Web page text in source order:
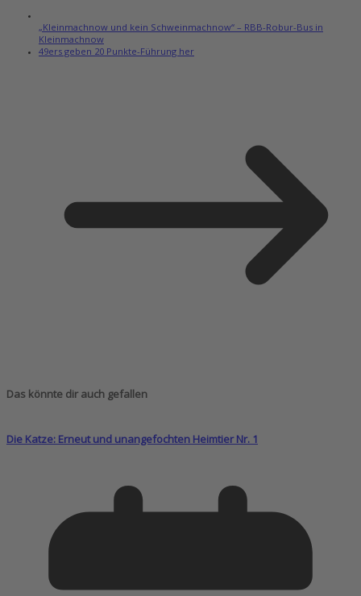
„Kleinmachnow und kein Schweinmachnow“ – RBB-Robur-Bus in
Kleinmachnow
49ers geben 20 Punkte-Führung her
Das könnte dir auch gefallen
Die Katze: Erneut und unangefochten Heimtier Nr. 1